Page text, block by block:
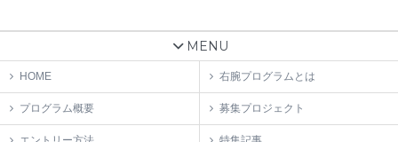
MENU
HOME 右腕プログラムとは
プログラム概要 募集プロジェクト